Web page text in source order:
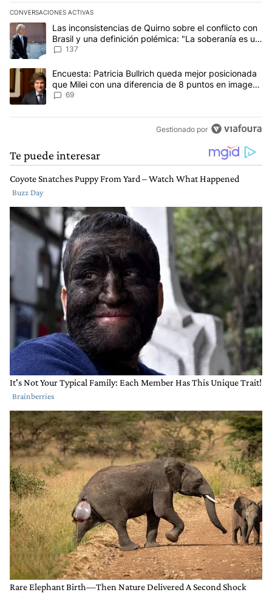
CONVERSACIONES ACTIVAS
Este listado muestra los artículos con más comentarios en los
Un artículo de tendencia con el título "Las inconsistencias de
Las inconsistencias de Quirno sobre el conflicto con
Brasil y una definición polémica: "La soberanía es un
concepto antiguo"
137
Un artículo de tendencia con el título "Encuesta: Patricia
Encuesta: Patricia Bullrich queda mejor posicionada
que Milei con una diferencia de 8 puntos en imagen
negativa
69
Gestionado por